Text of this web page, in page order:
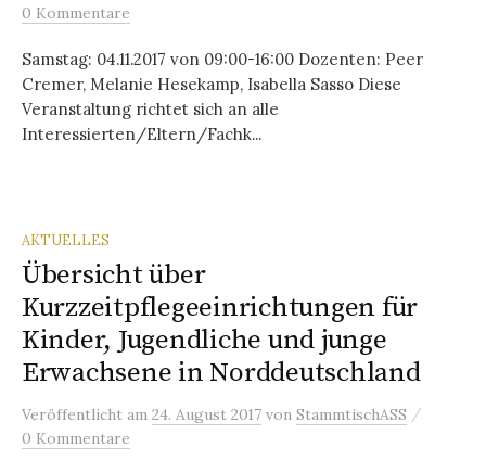
0 Kommentare
Samstag: 04.11.2017 von 09:00-16:00 Dozenten: Peer
Cremer, Melanie Hesekamp, Isabella Sasso Diese
Veranstaltung richtet sich an alle
Interessierten/Eltern/Fachk...
AKTUELLES
Übersicht über
Kurzzeitpflegeeinrichtungen für
Kinder, Jugendliche und junge
Erwachsene in Norddeutschland
Veröffentlicht am 24. August 2017 von StammtischASS /
0 Kommentare